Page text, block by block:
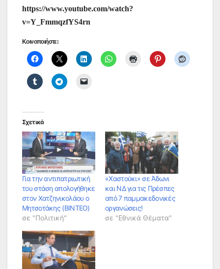
https://www.youtube.com/watch?
v=Y_FmmqzfYS4rn
Κοινοποιήστε:
Σχετικά
Για την αντιπατριωτική
του στάση απολογήθηκε
στον Χατζηνικολάου ο
Μητσοτάκης (ΒΙΝΤΕΟ)
σε "Πολιτική"
«Χαστούκι» σε Άδωνι
και ΝΔ για τις Πρέσπες
από 7 παμμακεδονικές
οργανώσεις!
σε "Εθνικά Θέματα"